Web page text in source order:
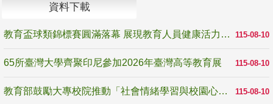
資料下載
115-08-10
教育盃球類錦標賽圓滿落幕 展現教育人員健康活力與團隊精神
115-08-10
65所臺灣大學齊聚印尼參加2026年臺灣高等教育展
115-08-10
教育部鼓勵大專校院推動「社會情緒學習與校園心理健康促進計畫」 培育校園「心」韌性